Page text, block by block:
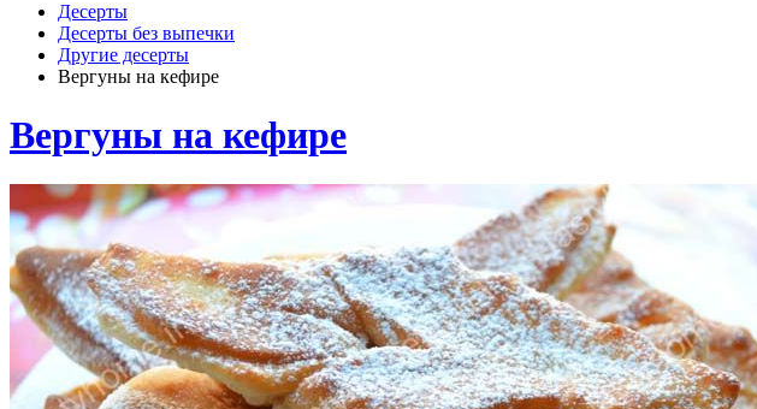
Десерты
Десерты без выпечки
Другие десерты
Вергуны на кефире
Вергуны на кефире